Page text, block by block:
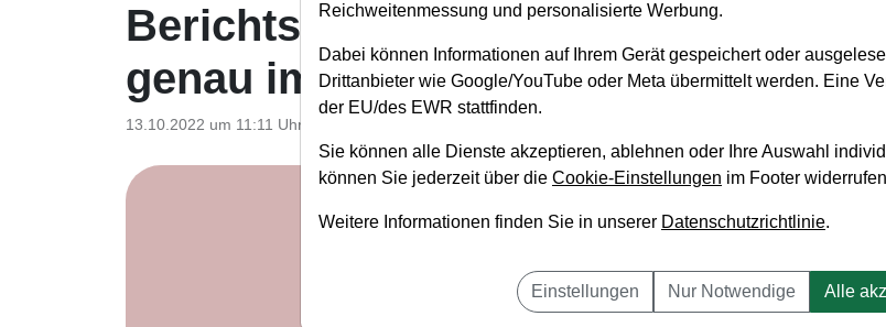
Berichtsaison - So hast du alle
genau im Blick
13.10.2022 um 11:11 Uhr
Reichweitenmessung und personalisierte Werbung.
Dabei können Informationen auf Ihrem Gerät gespeichert oder
Drittanbieter wie Google/YouTube oder Meta übermittelt werden. Eine
der EU/des EWR stattfinden.
Sie können alle Dienste akzeptieren, ablehnen oder Ihre Auswahl
können Sie jederzeit über die Cookie-Einstellungen im Footer
Weitere Informationen finden Sie in unserer Datenschutzrichtlinie.
Einstellungen Nur Notwendige Alle